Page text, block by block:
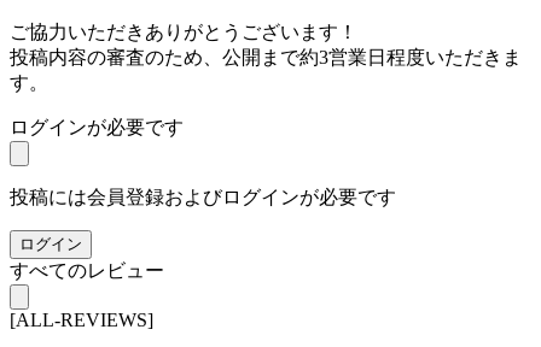
ご協力いただきありがとうございます！
投稿内容の審査のため、公開まで約3営業日程度いただきま
す。
ログインが必要です
投稿には会員登録およびログインが必要です
ログイン
すべてのレビュー
[ALL-REVIEWS]